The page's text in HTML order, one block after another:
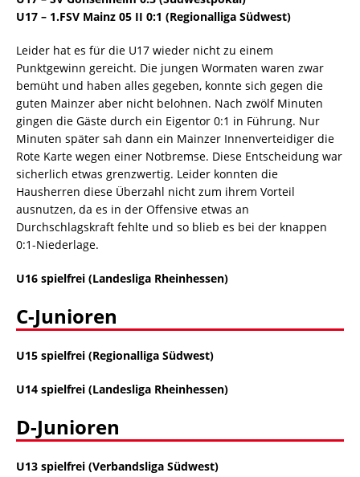
U17 – 1.FSV Mainz 05 II 0:1 (Regionalliga Südwest)
Leider hat es für die U17 wieder nicht zu einem
Punktgewinn gereicht. Die jungen Wormaten waren zwar
bemüht und haben alles gegeben, konnte sich gegen die
guten Mainzer aber nicht belohnen. Nach zwölf Minuten
gingen die Gäste durch ein Eigentor 0:1 in Führung. Nur
Minuten später sah dann ein Mainzer Innenverteidiger die
Rote Karte wegen einer Notbremse. Diese Entscheidung war
sicherlich etwas grenzwertig. Leider konnten die
Hausherren diese Überzahl nicht zum ihrem Vorteil
ausnutzen, da es in der Offensive etwas an
Durchschlagskraft fehlte und so blieb es bei der knappen
0:1-Niederlage.
U16 spielfrei (Landesliga Rheinhessen)
C-Junioren
U15 spielfrei (Regionalliga Südwest)
U14 spielfrei (Landesliga Rheinhessen)
D-Junioren
U13 spielfrei (Verbandsliga Südwest)